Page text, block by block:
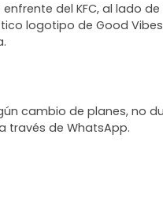
del KFC, al lado
logotipo de Good
cambio de planes, no
de WhatsApp.